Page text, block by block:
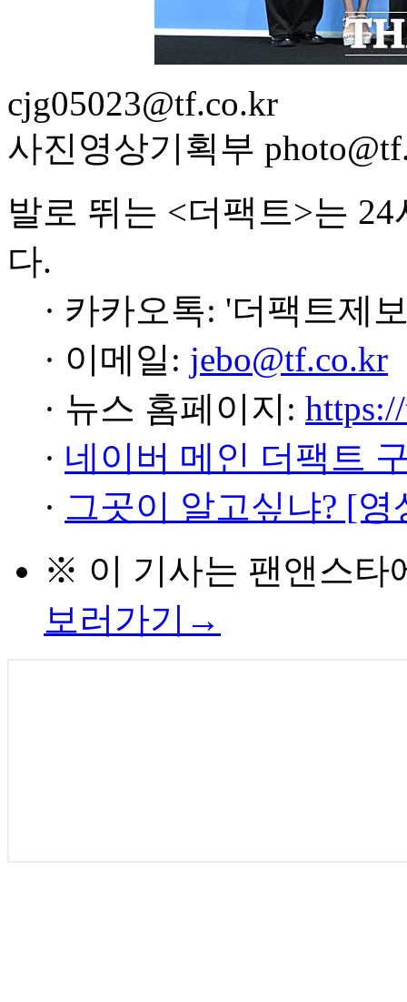
cjg05023@tf.co.kr
사진영상기획부
발로 뛰는 <더팩트>는
다.
· 카카오톡: '더팩트제
· 이메일: jebo@tf.co.kr
· 뉴스 홈페이지:
· 네이버 메인 더팩트
· 그곳이 알고싶냐? [
※ 이 기사는 팬앤스타
보러가기→